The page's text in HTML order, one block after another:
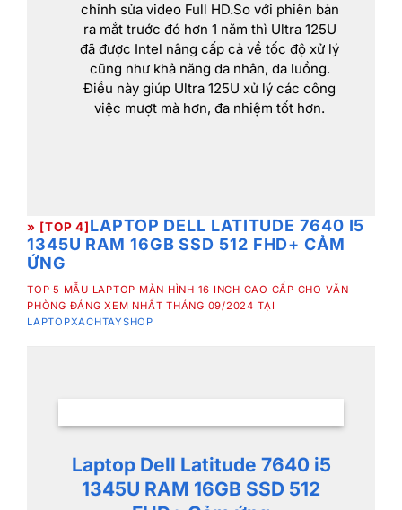
chỉnh sửa video Full HD.So với phiên bản
ra mắt trước đó hơn 1 năm thì Ultra 125U
đã được Intel nâng cấp cả về tốc độ xử lý
cũng như khả năng đa nhân, đa luồng.
Điều này giúp Ultra 125U xử lý các công
việc mượt mà hơn, đa nhiệm tốt hơn.
» [TOP 4]LAPTOP DELL LATITUDE 7640 I5
1345U RAM 16GB SSD 512 FHD+ CẢM
ỨNG
TOP 5 MẪU LAPTOP MÀN HÌNH 16 INCH CAO CẤP CHO VĂN
PHÒNG ĐÁNG XEM NHẤT THÁNG 09/2024 TẠI
LAPTOPXACHTAYSHOP
Laptop Dell Latitude 7640 i5
1345U RAM 16GB SSD 512